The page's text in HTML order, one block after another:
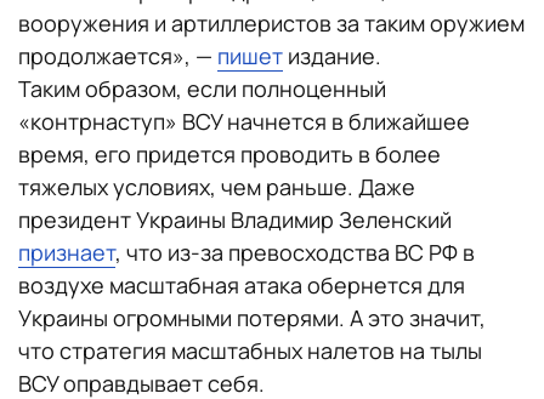
вооружения и артиллеристов за таким оружием
продолжается», — пишет издание.
Таким образом, если полноценный
«контрнаступ» ВСУ начнется в ближайшее
время, его придется проводить в более
тяжелых условиях, чем раньше. Даже
президент Украины Владимир Зеленский
признает, что из-за превосходства ВС РФ в
воздухе масштабная атака обернется для
Украины огромными потерями. А это значит,
что стратегия масштабных налетов на тылы
ВСУ оправдывает себя.